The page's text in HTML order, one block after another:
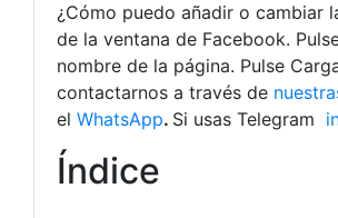
¿Cómo puedo añadir o cambiar
de la ventana de Facebook.
nombre de la página. Pulse
contactarnos a través de
el WhatsApp. Si usas Telegram
Índice